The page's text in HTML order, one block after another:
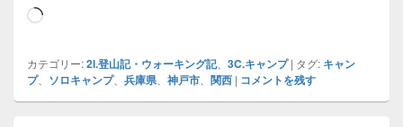
読
込
み
中…
カテゴリー:2l.登山記・ウォーキング記、 3C.キャンプ | タグ: キャン
プ、 ソロキャンプ、 兵庫県 神戸市 関西 | コメントを残す